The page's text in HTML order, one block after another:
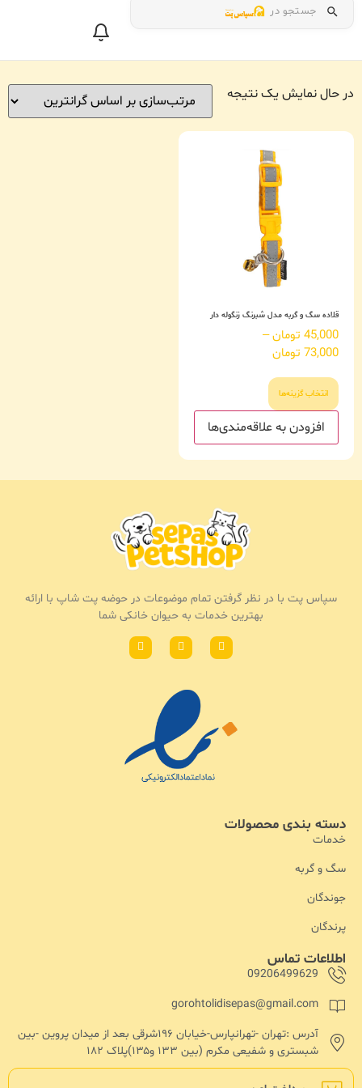
جستجو در
در حال نمایش یک نتیجه
قلاده سگ و گربه مدل شبرنگ زنگوله دار
45,000 تومان–
73,000 تومان
انتخاب گزینه‌ها
افزودن به علاقه‌مندی‌ها
اطلاعات تماس
09206499629
gorohtolidisepas@gmail.com
آدرس :تهران -تهرانپارس-خیابان ۱۹۶شرقی بعد از میدان پروین -بین
شبستری و شفیعی مکرم (بین ۱۳۳ و۱۳۵)پلاک ۱۸۲
دسته بندی محصولات
خدمات
سگ و گربه
جوندگان
پرندگان
سپاس پت با در نظر گرفتن تمام موضوعات در حوضه پت شاپ با ارائه
بهترین خدمات به حیوان خانکی شما